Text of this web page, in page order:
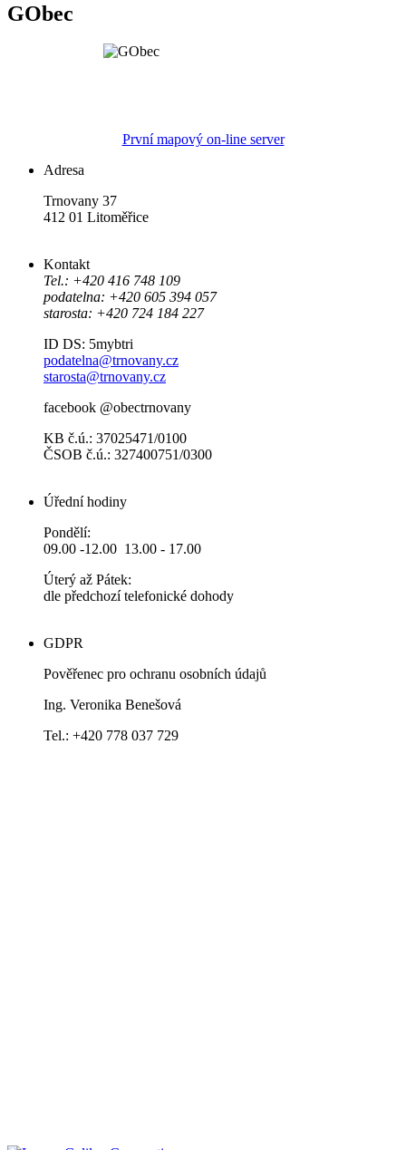
GObec
První mapový on-line server
Adresa
Trnovany 37
412 01 Litoměřice
Kontakt
Tel.: +420 416 748 109
podatelna: +420 605 394 057
starosta: +420 724 184 227
ID DS: 5mybtri
podatelna@trnovany.cz
starosta@trnovany.cz
facebook @obectrnovany
KB č.ú.: 37025471/0100
ČSOB č.ú.: 327400751/0300
Úřední hodiny
Pondělí:
09.00 -12.00 13.00 - 17.00
Úterý až Pátek:
dle předchozí telefonické dohody
GDPR
Pověřenec pro ochranu osobních údajů
Ing. Veronika Benešová
Tel.: +420 778 037 729